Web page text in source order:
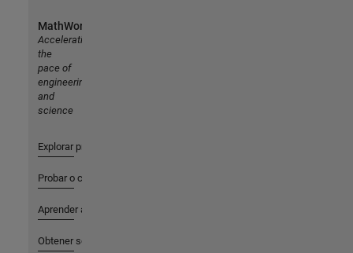
MathWorks
Accelerating
the
pace of
engineering
and
science
Explorar productos
Probar o comprar
Aprender a utilizar
Obtener soporte